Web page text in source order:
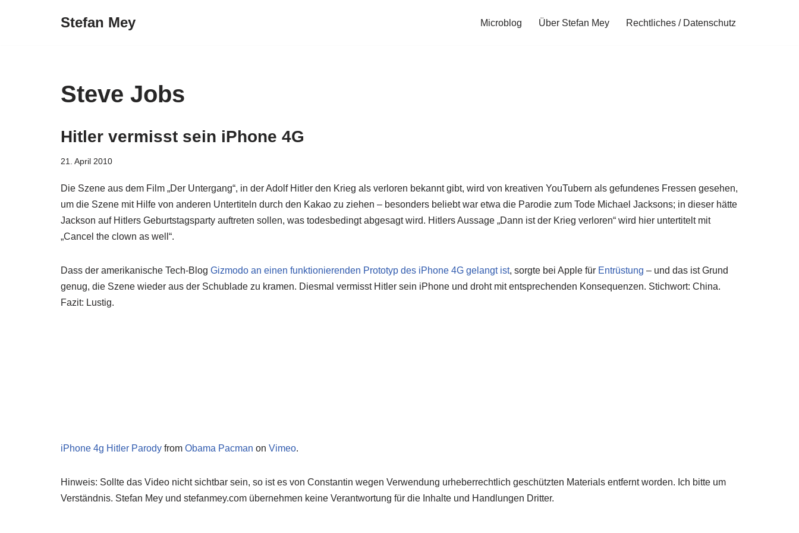
Stefan Mey Microblog Über Stefan Mey Rechtliches / Datenschutz
Steve Jobs
Hitler vermisst sein iPhone 4G
21. April 2010
Die Szene aus dem Film „Der Untergang“, in der Adolf Hitler den Krieg als verloren bekannt gibt, wird von kreativen YouTubern als gefundenes Fressen gesehen,
um die Szene mit Hilfe von anderen Untertiteln durch den Kakao zu ziehen – besonders beliebt war etwa die Parodie zum Tode Michael Jacksons; in dieser hätte
Jackson auf Hitlers Geburtstagsparty auftreten sollen, was todesbedingt abgesagt wird. Hitlers Aussage „Dann ist der Krieg verloren“ wird hier untertitelt mit
„Cancel the clown as well“.
Dass der amerikanische Tech-Blog Gizmodo an einen funktionierenden Prototyp des iPhone 4G gelangt ist, sorgte bei Apple für Entrüstung – und das ist Grund
genug, die Szene wieder aus der Schublade zu kramen. Diesmal vermisst Hitler sein iPhone und droht mit entsprechenden Konsequenzen. Stichwort: China.
Fazit: Lustig.
iPhone 4g Hitler Parody from Obama Pacman on Vimeo.
Hinweis: Sollte das Video nicht sichtbar sein, so ist es von Constantin wegen Verwendung urheberrechtlich geschützten Materials entfernt worden. Ich bitte um
Verständnis. Stefan Mey und stefanmey.com übernehmen keine Verantwortung für die Inhalte und Handlungen Dritter.